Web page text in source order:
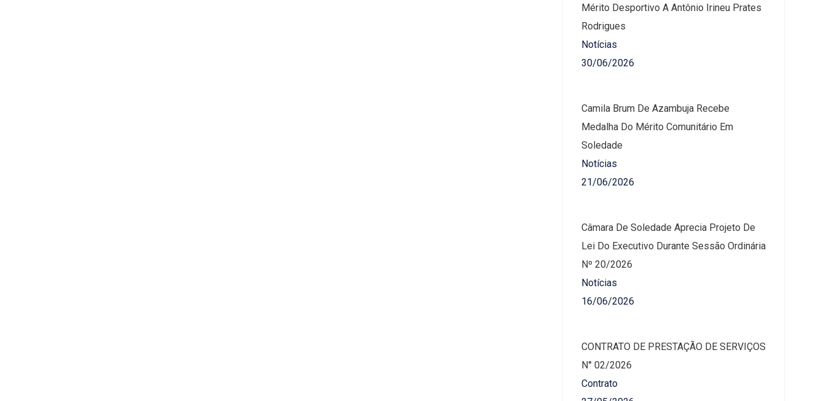
Mérito Desportivo A Antônio Irineu Prates
Rodrigues
Notícias
30/06/2026
Camila Brum De Azambuja Recebe
Medalha Do Mérito Comunitário Em
Soledade
Notícias
21/06/2026
Câmara De Soledade Aprecia Projeto De
Lei Do Executivo Durante Sessão Ordinária
Nº 20/2026
Notícias
16/06/2026
CONTRATO DE PRESTAÇÃO DE SERVIÇOS
N° 02/2026
Contrato